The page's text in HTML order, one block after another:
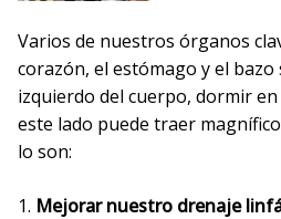
Varios de nuestros órganos
corazón, el estómago y el
izquierdo del cuerpo, dormir
este lado puede traer
lo son:
1. Mejorar nuestro drenaje